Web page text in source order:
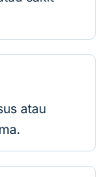
atau